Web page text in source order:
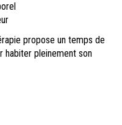
propose un temps de
habiter pleinement son